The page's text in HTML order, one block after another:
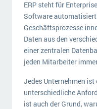
ERP steht für
Software
Geschäftsprozesse
Daten aus den
einer zentralen
jeden Mitarbeiter
Jedes Unternehmen
unterschiedliche
ist auch der Grund,